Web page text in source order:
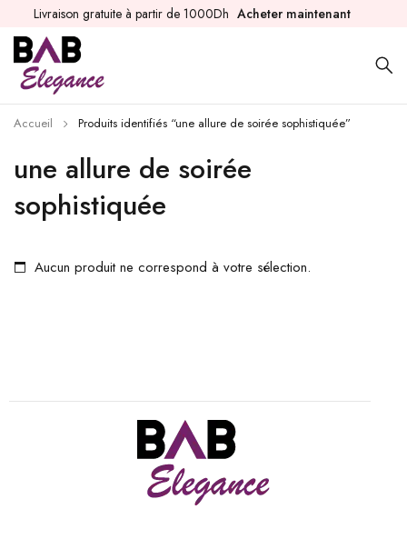
Livraison gratuite à partir de 1000Dh Acheter maintenant
une allure de soirée
sophistiquée
Accueil Produits identifiés “une allure de soirée sophistiquée”
Aucun produit ne correspond à votre sélection.